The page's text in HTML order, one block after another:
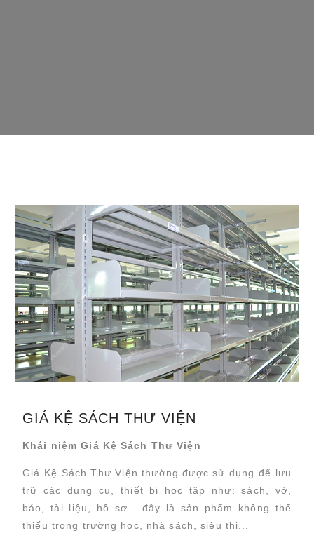
GIÁ KỆ SÁCH THƯ VIỆN
Khái niệm Giá Kệ Sách Thư Viện
Giá Kệ Sách Thư Viện thường được sử dụng để lưu
trữ các dụng cụ, thiết bị học tập như: sách, vở,
báo, tài liệu, hồ sơ....đây là sản phẩm không thể
thiếu trong trường học, nhà sách, siêu thị...